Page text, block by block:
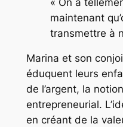
maintenant
transmettre à
Marina et son
éduquent leurs
de l’argent, la
entrepreneurial.
en créant de la